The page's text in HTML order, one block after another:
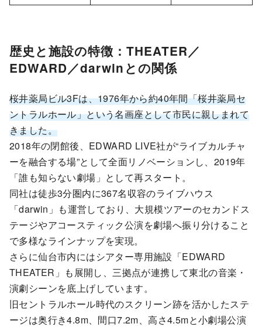
歴史と施設の特徴：THEATER／
EDWARD／darwinとの関係
桜井薬局ビル3Fは、1976年から約40年間「桜井薬局セ
ントラルホール」という名画座として市民に親しまれて
きました。
2018年の閉館後、EDWARD LIVE社が“ライブカルチャ
ーを融合する場”として全面リノベーションし、2019年
「誰も知らない劇場」として再スタート。
同社は徒歩3分圏内に367名収容のライブハウス
「darwin」も運営しており、大規模ツアーのセカンドス
テージやアコースティック公演を劇場へ振り分けること
で多様なラインナップを実現。
さらに仙台市内にはシアター専用施設「EDWARD
THEATER」も展開し、三拠点が連携して東北の音楽・
演劇シーンを底上げしています。
旧セントラルホール時代のスクリーン跡を活かしたステ
ージは奥行き4.8m、間口7.2m、高さ4.5mと小劇場公演